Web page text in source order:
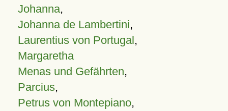
Johanna,
Johanna de Lambertini,
Laurentius von Portugal,
Margaretha
Menas und Gefährten,
Parcius,
Petrus von Montepiano,